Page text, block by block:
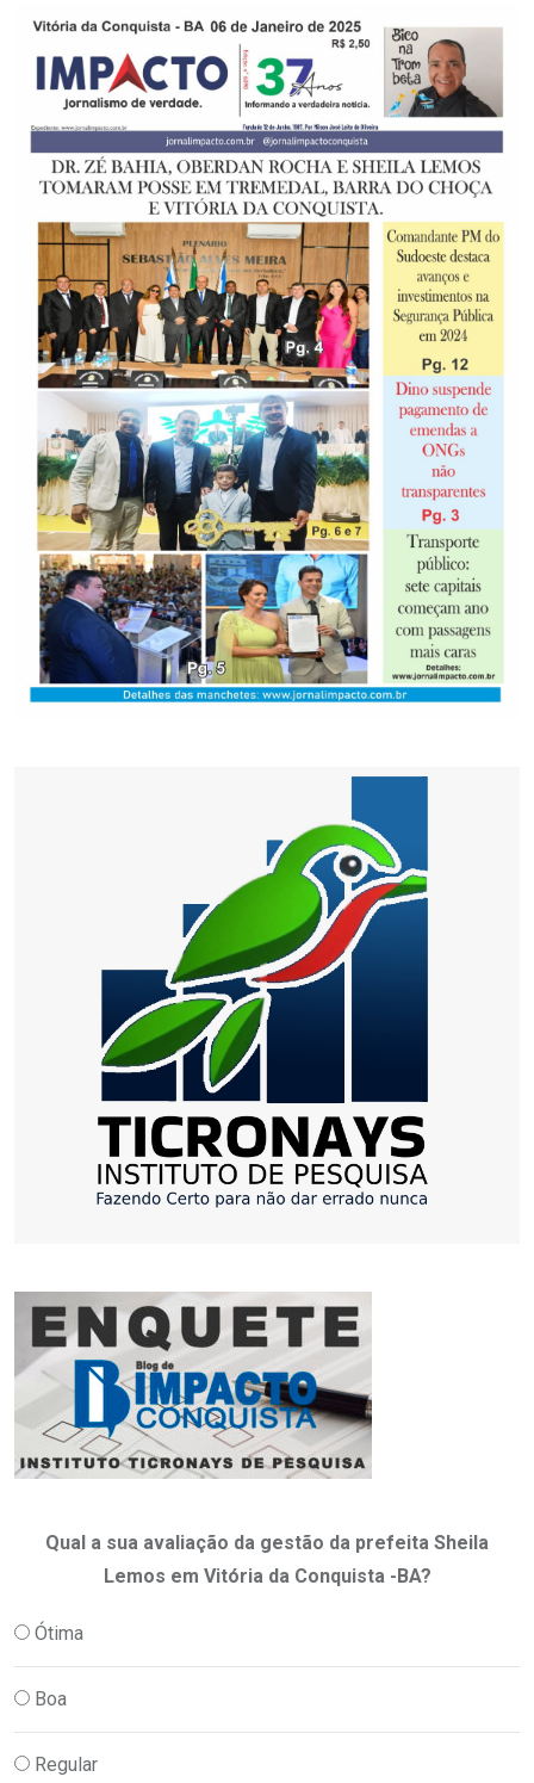
Qual a sua avaliação da gestão da prefeita Sheila
Lemos em Vitória da Conquista -BA?
Ótima
Boa
Regular